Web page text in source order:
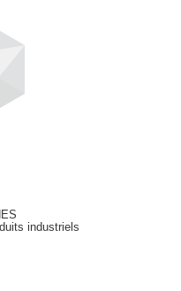
industriels